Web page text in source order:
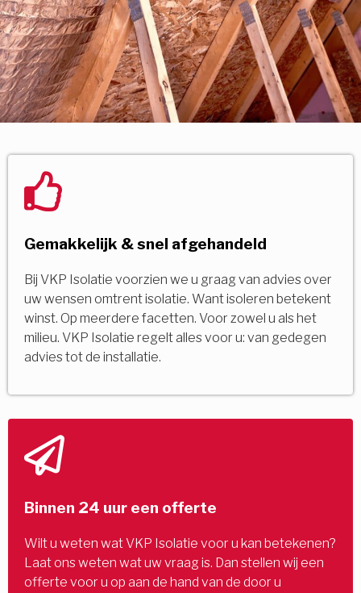
Gemakkelijk & snel afgehandeld
Bij VKP Isolatie voorzien we u graag van advies over
uw wensen omtrent isolatie. Want isoleren betekent
winst. Op meerdere facetten. Voor zowel u als het
milieu. VKP Isolatie regelt alles voor u: van gedegen
advies tot de installatie.
Binnen 24 uur een offerte
Wilt u weten wat VKP Isolatie voor u kan betekenen?
Laat ons weten wat uw vraag is. Dan stellen wij een
offerte voor u op aan de hand van de door u